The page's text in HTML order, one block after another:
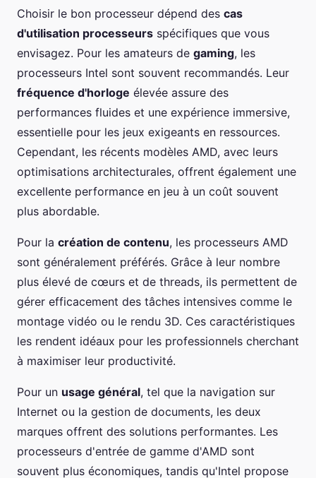
Choisir le bon processeur dépend des cas
d'utilisation processeurs spécifiques que vous
envisagez. Pour les amateurs de gaming, les
processeurs Intel sont souvent recommandés. Leur
fréquence d'horloge élevée assure des
performances fluides et une expérience immersive,
essentielle pour les jeux exigeants en ressources.
Cependant, les récents modèles AMD, avec leurs
optimisations architecturales, offrent également une
excellente performance en jeu à un coût souvent
plus abordable.
Pour la création de contenu, les processeurs AMD
sont généralement préférés. Grâce à leur nombre
plus élevé de cœurs et de threads, ils permettent de
gérer efficacement des tâches intensives comme le
montage vidéo ou le rendu 3D. Ces caractéristiques
les rendent idéaux pour les professionnels cherchant
à maximiser leur productivité.
Pour un usage général, tel que la navigation sur
Internet ou la gestion de documents, les deux
marques offrent des solutions performantes. Les
processeurs d'entrée de gamme d'AMD sont
souvent plus économiques, tandis qu'Intel propose